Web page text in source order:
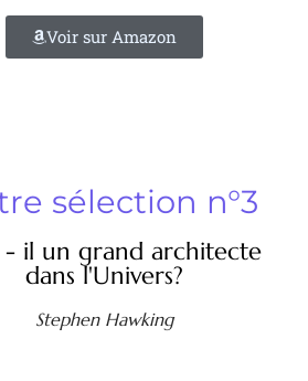
Voir sur Amazon
sélection n°3
il un grand architecte
dans l'Univers?
Stephen Hawking